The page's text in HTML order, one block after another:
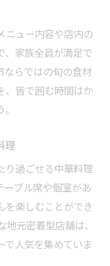
ニュー内容や店内の
、家族全員が満足で
ならではの旬の食材
、皆で囲む時間はか
理
り過ごせる中華料理
ブル席や個室があ
を楽しむことができ
元密着型店舗は、
で人気を集めていま